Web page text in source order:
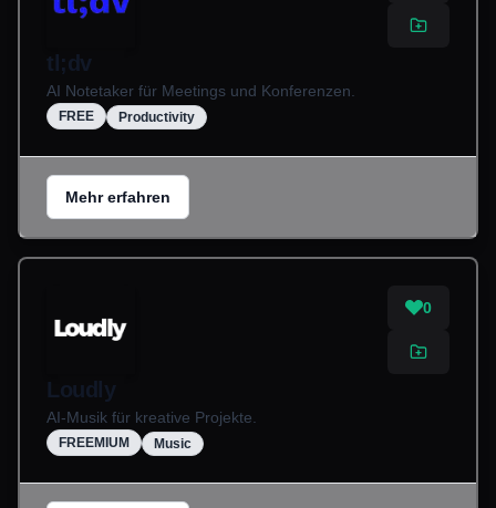
tl;dv
AI Notetaker für Meetings und Konferenzen.
FREE Productivity
Mehr erfahren
0
Loudly
AI-Musik für kreative Projekte.
FREEMIUM Music